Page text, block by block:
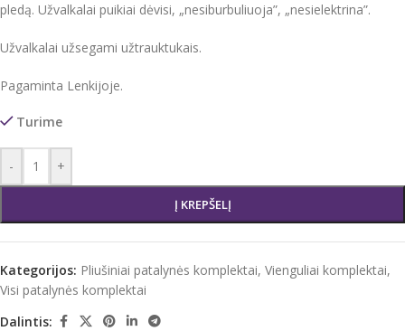
pledą. Užvalkalai puikiai dėvisi, „nesiburbuliuoja”, „nesielektrina”.
Užvalkalai užsegami užtrauktukais.
Pagaminta Lenkijoje.
Turime
- +
Į KREPŠELĮ
Kategorijos: Pliušiniai patalynės komplektai, Vienguliai komplektai,
Visi patalynės komplektai
Dalintis: